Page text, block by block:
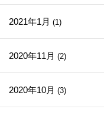
2021年1月 (1)
2020年11月 (2)
2020年10月 (3)